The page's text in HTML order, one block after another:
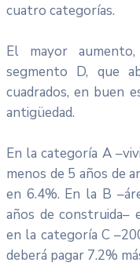
cuatro categorías.
El mayor
segmento D, que
cuadrados, en buen
antigüedad.
En la categoría A
menos de 5 años de
en 6.4%. En la B
años de construida–
en la categoría C
deberá pagar 7.2%